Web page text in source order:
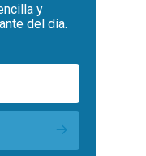
y
del día.